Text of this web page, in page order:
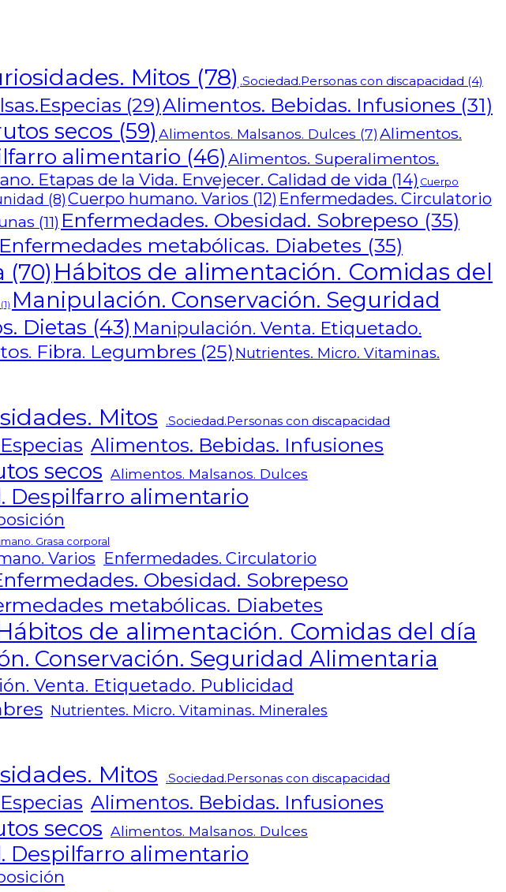
Mitos (78) .Sociedad.Personas con discapacidad (4)
(29)Alimentos. Bebidas. Infusiones (31)
secos (59) Alimentos. Malsanos. Dulces (7)Alimentos.
alimentario (46) Alimentos. Superalimentos.
Etapas de la Vida. Envejecer. Calidad de vida (14) Cuerpo
(8)Cuerpo humano. Varios (12) Enfermedades. Circulatorio
(11) Enfermedades. Obesidad. Sobrepeso (35)
Enfermedades metabólicas. Diabetes (35)
(70) Hábitos de alimentación. Comidas del
(1) Manipulación. Conservación. Seguridad
Dietas (43) Manipulación. Venta. Etiquetado.
Fibra. Legumbres (25) Nutrientes. Micro. Vitaminas.
Mitos .Sociedad.Personas con discapacidad
Alimentos. Bebidas. Infusiones
secos Alimentos. Malsanos. Dulces
Despilfarro alimentario
Grasa corporal
Varios Enfermedades. Circulatorio
Obesidad. Sobrepeso
metabólicas. Diabetes
de alimentación. Comidas del día
Conservación. Seguridad Alimentaria
Venta. Etiquetado. Publicidad
Nutrientes. Micro. Vitaminas. Minerales
Mitos .Sociedad.Personas con discapacidad
Alimentos. Bebidas. Infusiones
secos Alimentos. Malsanos. Dulces
Despilfarro alimentario